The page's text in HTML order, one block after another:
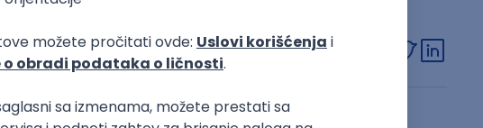
Kopiraj link